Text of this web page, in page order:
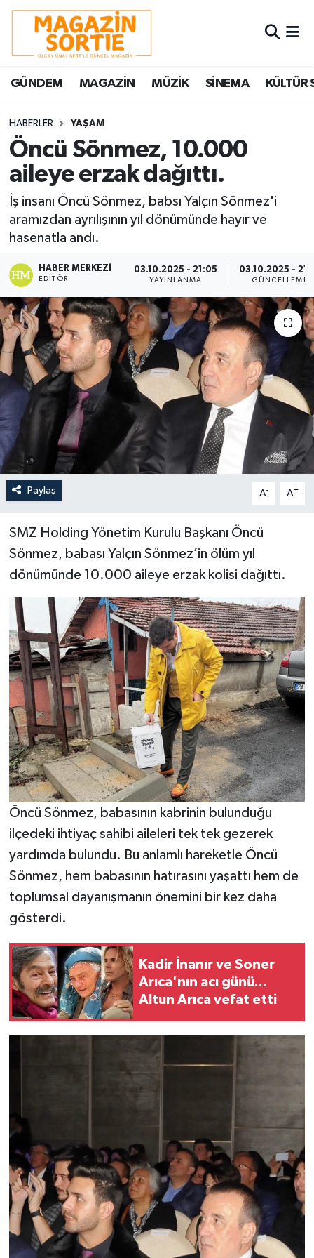
GÜNDEM MAGAZİN MÜZİK SİNEMA KÜLTÜR
HABERLER YAŞAM
Öncü Sönmez, 10.000
aileye erzak dağıttı.
İş insanı Öncü Sönmez, babsı Yalçın Sönmez'i
aramızdan ayrılışının yıl dönümünde hayır ve
hasenatla andı.
HABER MERKEZI
EDITÖR
03.10.2025 - 21:05
YAYINLANMA
03.10.2025 -
GÜNCELLEME
Paylaş A- A+
SMZ Holding Yönetim Kurulu Başkanı Öncü
Sönmez, babası Yalçın Sönmez’in ölüm yıl
dönümünde 10.000 aileye erzak kolisi dağıttı.
Öncü Sönmez, babasının kabrinin bulunduğu
ilçedeki ihtiyaç sahibi aileleri tek tek gezerek
yardımda bulundu. Bu anlamlı hareketle Öncü
Sönmez, hem babasının hatırasını yaşattı hem de
toplumsal dayanışmanın önemini bir kez daha
gösterdi.
Kadir İnanır ve Soner
Arıca'nın acı günü...
Altun Arıca vefat etti
Nöbetçi Eczaneler
Hava Durumu
Trafik Durumu
Süper Lig Puan Durumu ve Fikstür
Tüm Manşetler
Son Dakika Haberleri
Haber Arşivi